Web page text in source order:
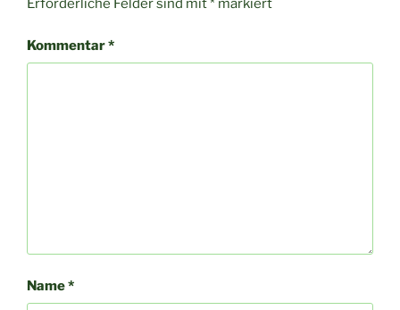
Erforderliche Felder sind mit* markiert
Kommentar*
Name*